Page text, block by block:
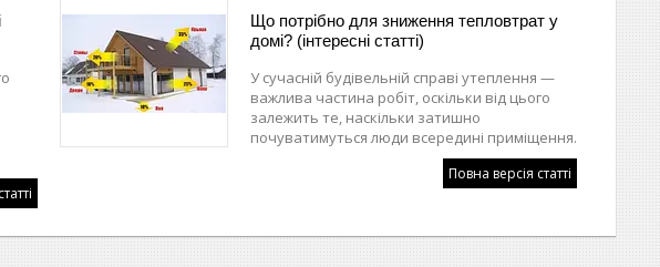
Що потрібно для зниження тепловтрат у
домі? (інтересні статті)
У сучасній будівельній справі утеплення —
важлива частина робіт, оскільки від цього
залежить те, наскільки затишно
почуватимуться люди всередині приміщення.
Повна версія статті